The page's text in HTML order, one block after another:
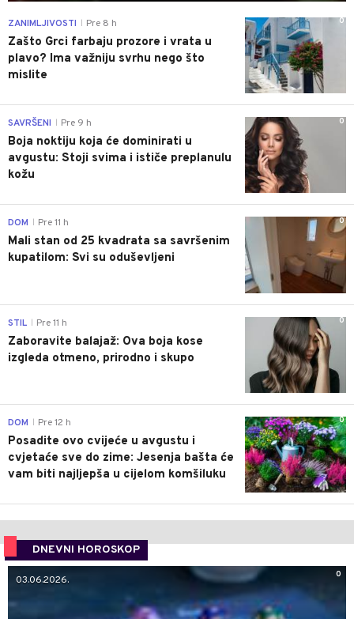
0
ZANIMLJIVOSTI Pre 8 h
Zašto Grci farbaju prozore i vrata u
plavo? Ima važniju svrhu nego što
mislite
0
SAVRŠENI Pre 9 h
Boja noktiju koja će dominirati u
avgustu: Stoji svima i ističe preplanulu
kožu
0
DOM Pre 11 h
Mali stan od 25 kvadrata sa savršenim
kupatilom: Svi su oduševljeni
0
STIL Pre 11 h
Zaboravite balajaž: Ova boja kose
izgleda otmeno, prirodno i skupo
0
DOM Pre 12 h
Posadite ovo cvijeće u avgustu i
cvjetaće sve do zime: Jesenja bašta će
vam biti najljepša u cijelom komšiluku
DNEVNI HOROSKOP
0
03.06.2026.